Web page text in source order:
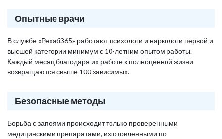
Опытные врачи
В службе «Рехаб365» работают психологи и наркологи первой и
высшей категории минимум с 10-летним опытом работы.
Каждый месяц благодаря их работе к полноценной жизни
возвращаются свыше 100 зависимых.
Безопасные методы
Борьба с запоями происходит только проверенными
медицинскими препаратами, изготовленными по